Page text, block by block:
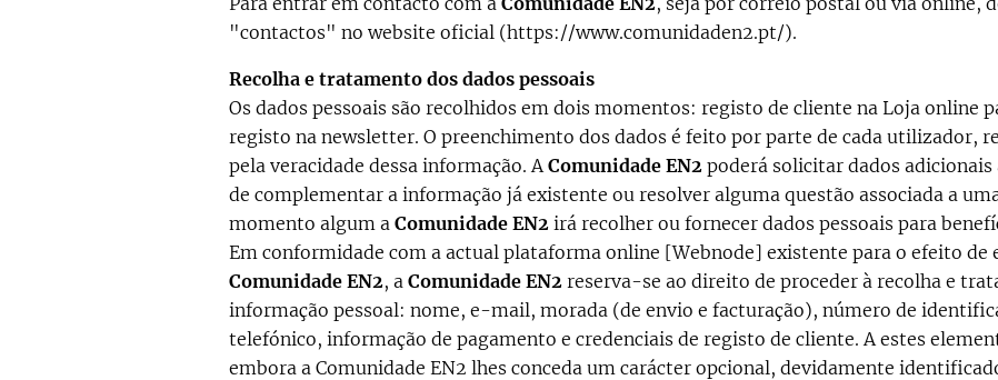
"contactos" no website oficial (https://www.comunidaden2.pt/).
Recolha e tratamento dos dados pessoais
Os dados pessoais são recolhidos em dois momentos: registo de cliente na Loja online
registo na newsletter. O preenchimento dos dados é feito por parte de cada utilizador,
pela veracidade dessa informação. AComunidade EN2 poderá solicitar dados
de complementar a informação já existente ou resolver alguma questão associada a
momento algum a Comunidade EN2irá recolher ou fornecer dados pessoais para
Em conformidade com a actual plataforma online [Webnode] existente para o efeito de
Comunidade EN2, a Comunidade EN2reserva-se ao direito de proceder à recolha e
informação pessoal: nome, e-mail, morada (de envio e facturação), número de
telefónico, informação de pagamento e credenciais de registo de cliente. A estes
embora a Comunidade EN2 lhes conceda um carácter opcional, devidamente